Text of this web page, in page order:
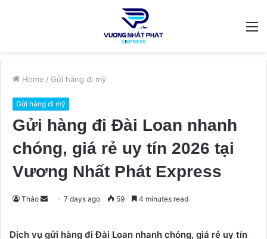
Home / Gửi hàng đi mỹ
Gửi hàng đi mỹ
Gửi hàng đi Đài Loan nhanh
chóng, giá rẻ uy tín 2026 tại
Vương Nhất Phát Express
Thảo
Send7 days ago 59 4 minutes read
Dịch vụ gửi hàng đi Đài Loan nhanh chóng, giá rẻ uy tín